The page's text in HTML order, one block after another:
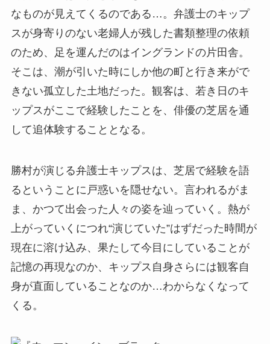
なものが見えてくるのである…。弁護士のキップ
スが身寄りのない老婦人が残した書類整理の依頼
のため、足を運んだのはイングランドの片田舎。
そこは、潮が引いた時にしか他の町と行き来がで
きない孤立した土地だった。観客は、若き日のキ
ップスがここで経験したことを、俳優の芝居を通
して追体験することとなる。
勝村が演じる弁護士キップスは、芝居で経験を語
るということに戸惑いを隠せない。言われるがま
ま、かつて出会った人々の姿を辿っていく。熱が
上がっていくにつれ“演じていた”はずだった時間が
現在に溶け込み、果たして今目にしていることが
記憶の再現なのか、キップス自身さらには観客自
身が直面していることなのか…わからなくなって
くる。